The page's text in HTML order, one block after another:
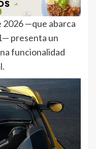
2026 —que abarca
presenta un
funcionalidad